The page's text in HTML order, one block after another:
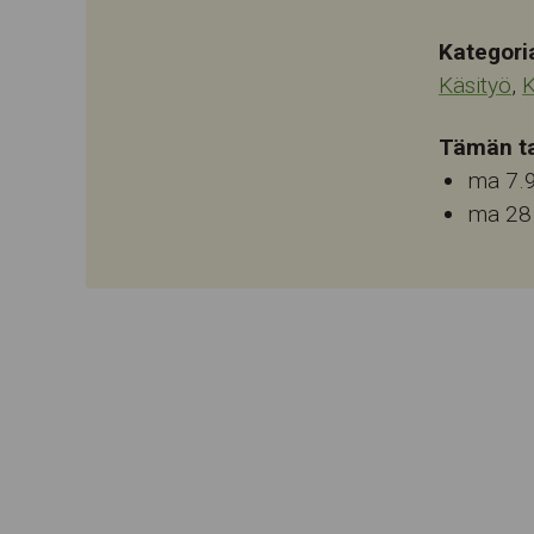
Käsityö,
Tämän
ma
ma